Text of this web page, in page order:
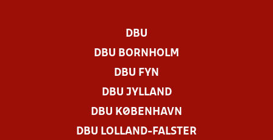
DBU
DBU BORNHOLM
DBU FYN
DBU JYLLAND
DBU KØBENHAVN
DBU LOLLAND-FALSTER